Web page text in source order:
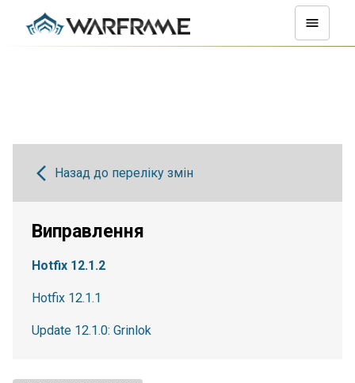
Назад до переліку змін
Виправлення
Hotfix 12.1.2
Hotfix 12.1.1
Update 12.1.0: Grinlok